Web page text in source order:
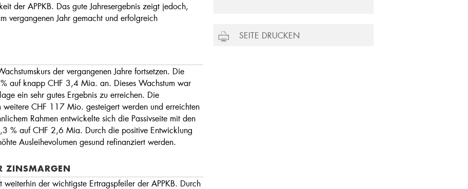
der APPKB. Das gute Jahresergebnis zeigt jedoch,
vergangenen Jahr gemacht und erfolgreich
der vergangenen Jahre fortsetzen. Die
auf knapp CHF 3,4 Mia. an. Dieses Wachstum war
ein sehr gutes Ergebnis zu erreichen. Die
weitere CHF 117 Mio. gesteigert werden und erreichten
Rahmen entwickelte sich die Passivseite mit den
% auf CHF 2,6 Mia. Durch die positive Entwicklung
Ausleihevolumen gesund refinanziert werden.
ZINSMARGEN
der wichtigste Ertragspfeiler der APPKB. Durch
SEITE DRUCKEN